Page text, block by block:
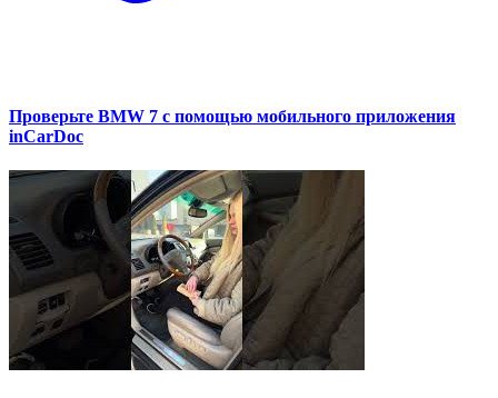
Проверьте BMW 7 с помощью мобильного приложения
inCarDoc